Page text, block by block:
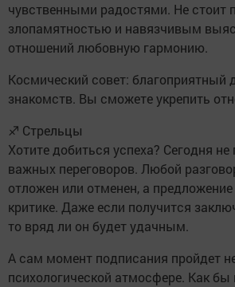
чувственными радостями. Не стоит
злопамятностью и навязчивым
отношений любовную гармонию.
Космический совет: благоприятный
знакомств. Вы сможете укрепить
♐ Стрельцы
Хотите добиться успеха? Сегодня не
важных переговоров. Любой
отложен или отменен, а предложение
критике. Даже если получится
то вряд ли он будет удачным.
А сам момент подписания пройдет
психологической атмосфере. Как